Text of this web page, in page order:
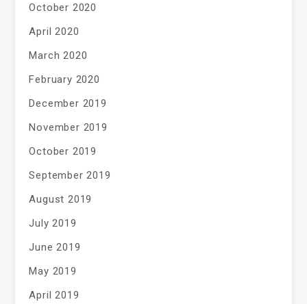
October 2020
April 2020
March 2020
February 2020
December 2019
November 2019
October 2019
September 2019
August 2019
July 2019
June 2019
May 2019
April 2019